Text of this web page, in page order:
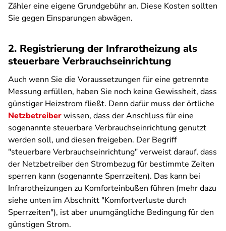
Zähler eine eigene Grundgebühr an. Diese Kosten sollten
Sie gegen Einsparungen abwägen.
2. Registrierung der Infrarotheizung als
steuerbare Verbrauchseinrichtung
Auch wenn Sie die Voraussetzungen für eine getrennte
Messung erfüllen, haben Sie noch keine Gewissheit, dass
günstiger Heizstrom fließt. Denn dafür muss der örtliche
Netzbetreiberwissen, dass der Anschluss für eine
sogenannte steuerbare Verbrauchseinrichtung genutzt
werden soll, und diesen freigeben. Der Begriff
"steuerbare Verbrauchseinrichtung" verweist darauf, dass
der Netzbetreiber den Strombezug für bestimmte Zeiten
sperren kann (sogenannte Sperrzeiten). Das kann bei
Infrarotheizungen zu Komforteinbußen führen (mehr dazu
siehe unten im Abschnitt "Komfortverluste durch
Sperrzeiten"), ist aber unumgängliche Bedingung für den
günstigen Strom.